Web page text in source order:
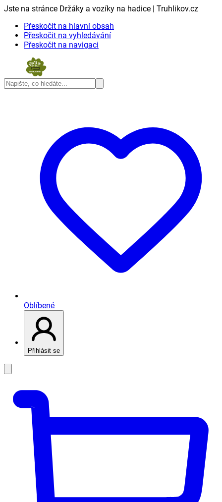
Jste na stránce Držáky a vozíky na hadice | Truhlikov.cz
Přeskočit na hlavní obsah
Přeskočit na vyhledávání
Přeskočit na navigaci
Oblíbené
Přihlásit se